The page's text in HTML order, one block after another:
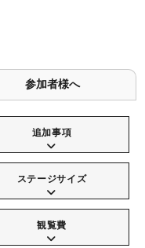
参加者様へ
追加事項
ステージサイズ
観覧費